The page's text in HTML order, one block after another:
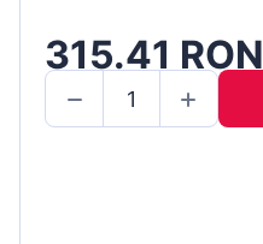
315.41 RON